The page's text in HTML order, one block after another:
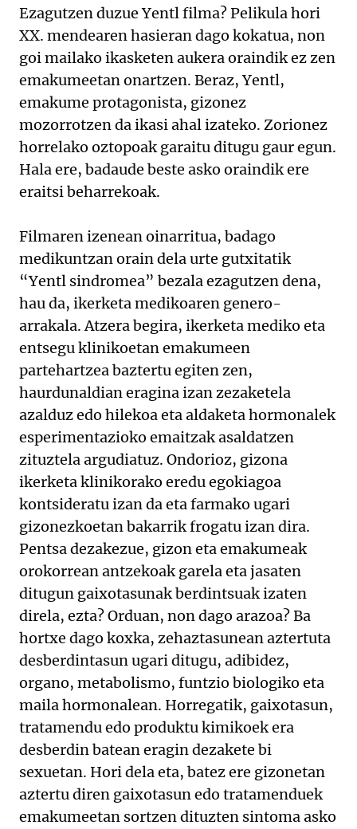
Ezagutzen duzue Yentl filma? Pelikula hori
XX. mendearen hasieran dago kokatua, non
goi mailako ikasketen aukera oraindik ez zen
emakumeetan onartzen. Beraz, Yentl,
emakume protagonista, gizonez
mozorrotzen da ikasi ahal izateko. Zorionez
horrelako oztopoak garaitu ditugu gaur egun.
Hala ere, badaude beste asko oraindik ere
eraitsi beharrekoak.
Filmaren izenean oinarritua, badago
medikuntzan orain dela urte gutxitatik
“Yentl sindromea” bezala ezagutzen dena,
hau da, ikerketa medikoaren genero-
arrakala. Atzera begira, ikerketa mediko eta
entsegu klinikoetan emakumeen
partehartzea baztertu egiten zen,
haurdunaldian eragina izan zezaketela
azalduz edo hilekoa eta aldaketa hormonalek
esperimentazioko emaitzak asaldatzen
zituztela argudiatuz. Ondorioz, gizona
ikerketa klinikorako eredu egokiagoa
kontsideratu izan da eta farmako ugari
gizonezkoetan bakarrik frogatu izan dira.
Pentsa dezakezue, gizon eta emakumeak
orokorrean antzekoak garela eta jasaten
ditugun gaixotasunak berdintsuak izaten
direla, ezta? Orduan, non dago arazoa? Ba
hortxe dago koxka, zehaztasunean aztertuta
desberdintasun ugari ditugu, adibidez,
organo, metabolismo, funtzio biologiko eta
maila hormonalean. Horregatik, gaixotasun,
tratamendu edo produktu kimikoek era
desberdin batean eragin dezakete bi
sexuetan. Hori dela eta, batez ere gizonetan
aztertu diren gaixotasun edo tratamenduek
emakumeetan sortzen dituzten sintoma asko